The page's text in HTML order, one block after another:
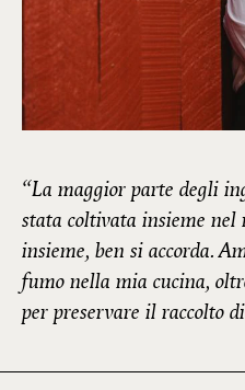
“La maggior parte degli
stata coltivata insieme nel
insieme, ben si accorda.
fumo nella mia cucina,
per preservare il raccolto